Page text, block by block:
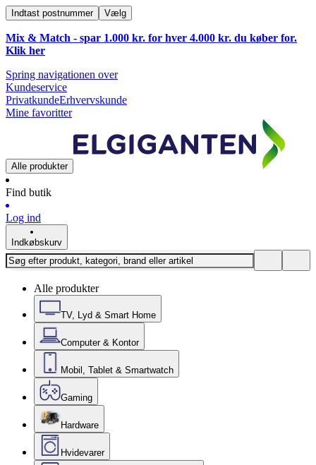
Indtast postnummer Vælg
Mix & Match - spar 1.000 kr. for hver 4.000 kr. du køber for.
Klik her
Spring navigationen over
Kundeservice
PrivatkundeErhvervskunde
Mine favoritter
Alle produkter
Find butik
Log ind
Indkøbskurv
Alle produkter
TV, Lyd & Smart Home
Computer & Kontor
Mobil, Tablet & Smartwatch
Gaming
Hardware
Hvidevarer